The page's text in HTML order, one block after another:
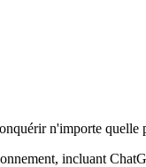
n'importe quelle
incluant